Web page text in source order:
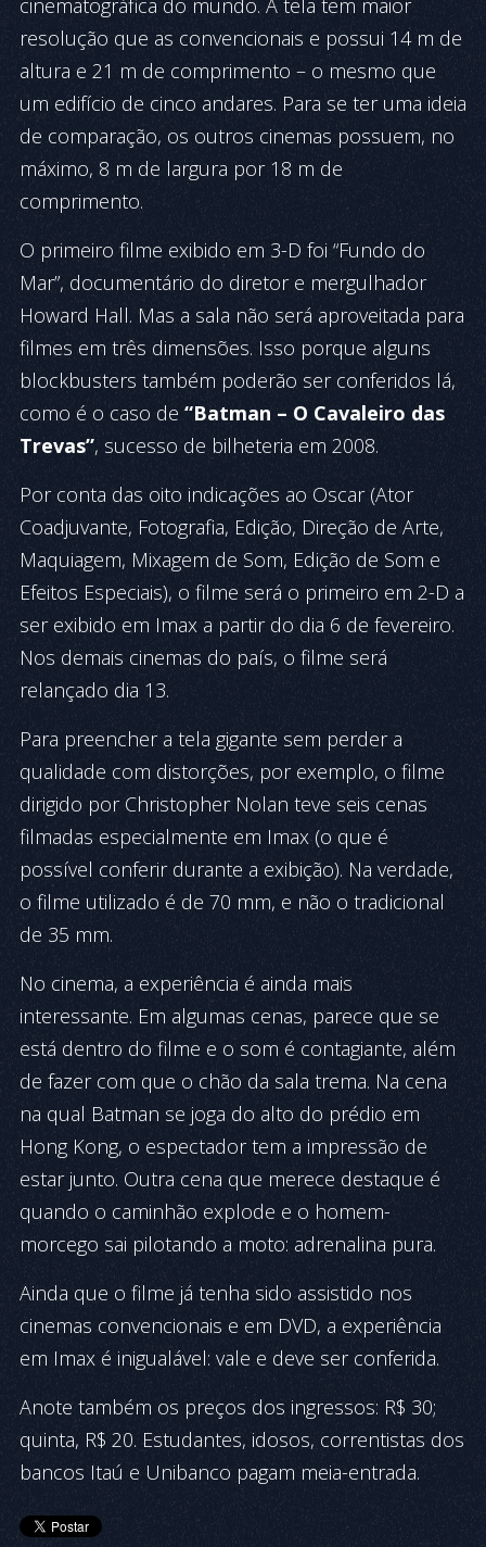
cinematográfica do mundo. A tela tem maior
resolução que as convencionais e possui 14 m de
altura e 21 m de comprimento – o mesmo que
um edifício de cinco andares. Para se ter uma ideia
de comparação, os outros cinemas possuem, no
máximo, 8 m de largura por 18 m de
comprimento.
O primeiro filme exibido em 3-D foi “Fundo do
Mar”, documentário do diretor e mergulhador
Howard Hall. Mas a sala não será aproveitada para
filmes em três dimensões. Isso porque alguns
blockbusters também poderão ser conferidos lá,
como é o caso de “Batman – O Cavaleiro das
Trevas”, sucesso de bilheteria em 2008.
Por conta das oito indicações ao Oscar (Ator
Coadjuvante, Fotografia, Edição, Direção de Arte,
Maquiagem, Mixagem de Som, Edição de Som e
Efeitos Especiais), o filme será o primeiro em 2-D a
ser exibido em Imax a partir do dia 6 de fevereiro.
Nos demais cinemas do país, o filme será
relançado dia 13.
Para preencher a tela gigante sem perder a
qualidade com distorções, por exemplo, o filme
dirigido por Christopher Nolan teve seis cenas
filmadas especialmente em Imax (o que é
possível conferir durante a exibição). Na verdade,
o filme utilizado é de 70 mm, e não o tradicional
de 35 mm.
No cinema, a experiência é ainda mais
interessante. Em algumas cenas, parece que se
está dentro do filme e o som é contagiante, além
de fazer com que o chão da sala trema. Na cena
na qual Batman se joga do alto do prédio em
Hong Kong, o espectador tem a impressão de
estar junto. Outra cena que merece destaque é
quando o caminhão explode e o homem-
morcego sai pilotando a moto: adrenalina pura.
Ainda que o filme já tenha sido assistido nos
cinemas convencionais e em DVD, a experiência
em Imax é inigualável: vale e deve ser conferida.
Anote também os preços dos ingressos: R$ 30;
quinta, R$ 20. Estudantes, idosos, correntistas dos
bancos Itaú e Unibanco pagam meia-entrada.